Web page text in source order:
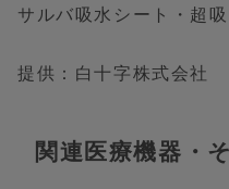
サルバ吸水シート・超
提供：白十字株式会社
関連医療機器・